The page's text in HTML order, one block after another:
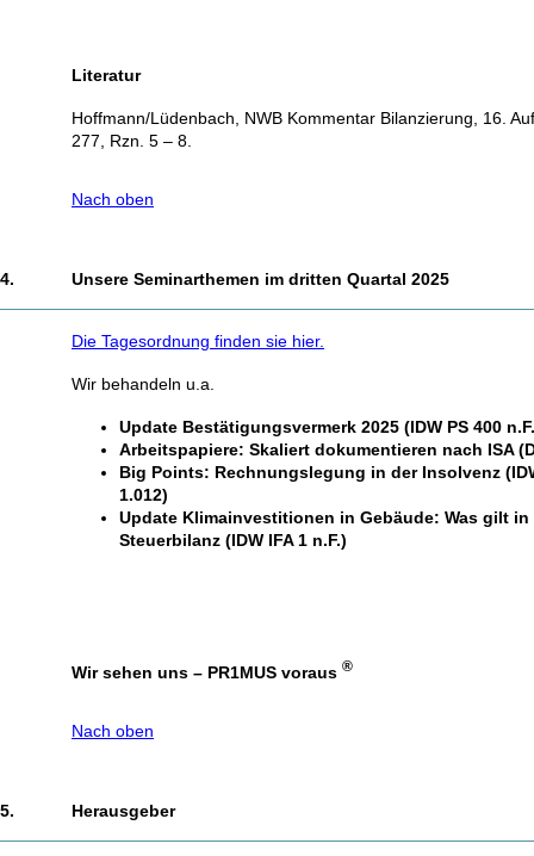
Literatur
Hoffmann/Lüdenbach, NWB Kommentar Bilanzierung, 16.
277, Rzn. 5 – 8.
Nach oben
4. Unsere Seminarthemen im dritten Quartal 2025
Die Tagesordnung finden sie hier.
Wir behandeln u.a.
Update Bestätigungsvermerk 2025 (IDW PS 400
Arbeitspapiere: Skaliert dokumentieren nach ISA
Big Points: Rechnungslegung in der Insolvenz
1.012)
Update Klimainvestitionen in Gebäude: Was gilt in
Steuerbilanz (IDW IFA 1 n.F.)
Wir sehen uns – PR1MUS voraus ®
Nach oben
5. Herausgeber